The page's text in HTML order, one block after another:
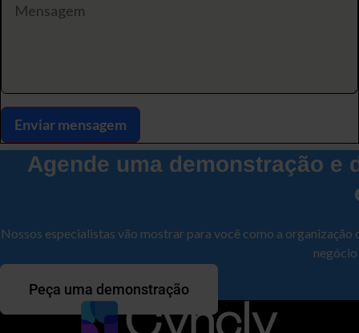
Enviar mensagem
Agende uma demonstração e
Nossos especialistas vão mostrar para você como a
Peça uma demonstração